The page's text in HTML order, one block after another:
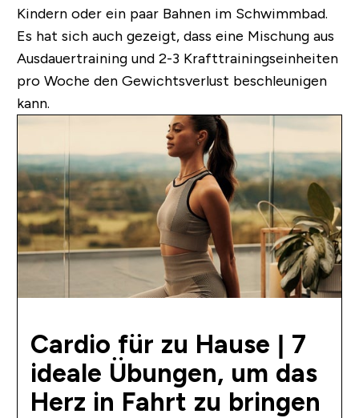
Kindern oder ein paar Bahnen im Schwimmbad.
Es hat sich auch gezeigt, dass eine Mischung aus
Ausdauertraining und 2-3 Krafttrainingseinheiten
pro Woche den Gewichtsverlust beschleunigen
kann.
Cardio für zu Hause | 7
ideale Übungen, um das
Herz in Fahrt zu bringen